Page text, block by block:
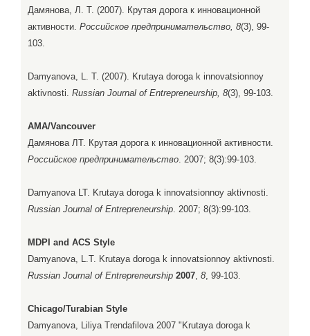
Дамянова, Л. Т. (2007). Крутая дорога к инновационной
активности. Российское предпринимательство, 8(3), 99-
103.
Damyanova, L. T. (2007). Krutaya doroga k innovatsionnoy
aktivnosti. Russian Journal of Entrepreneurship, 8(3), 99-103.
AMA/Vancouver
Дамянова ЛТ. Крутая дорога к инновационной активности.
Российское предпринимательство. 2007; 8(3):99-103.
Damyanova LT. Krutaya doroga k innovatsionnoy aktivnosti.
Russian Journal of Entrepreneurship. 2007; 8(3):99-103.
MDPI and ACS Style
Damyanova, L.T. Krutaya doroga k innovatsionnoy aktivnosti.
Russian Journal of Entrepreneurship 2007, 8, 99-103.
Chicago/Turabian Style
Damyanova, Liliya Trendafilova 2007 "Krutaya doroga k